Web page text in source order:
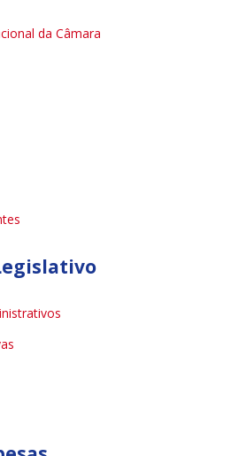
da Câmara